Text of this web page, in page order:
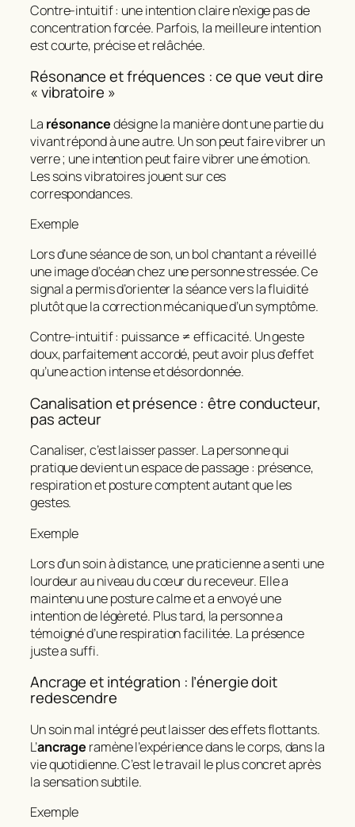
Contre‑intuitif : une intention claire n’exige pas de
concentration forcée. Parfois, la meilleure intention
est courte, précise et relâchée.
Résonance et fréquences : ce que veut dire
« vibratoire »
La résonancedésigne la manière dont une partie du
vivant répond à une autre. Un son peut faire vibrer un
verre ; une intention peut faire vibrer une émotion.
Les soins vibratoires jouent sur ces
correspondances.
Exemple
Lors d’une séance de son, un bol chantant a réveillé
une image d’océan chez une personne stressée. Ce
signal a permis d’orienter la séance vers la fluidité
plutôt que la correction mécanique d’un symptôme.
Contre‑intuitif : puissance ≠ efficacité. Un geste
doux, parfaitement accordé, peut avoir plus d’effet
qu’une action intense et désordonnée.
Canalisation et présence : être conducteur,
pas acteur
Canaliser, c’est laisser passer. La personne qui
pratique devient un espace de passage : présence,
respiration et posture comptent autant que les
gestes.
Exemple
Lors d’un soin à distance, une praticienne a senti une
lourdeur au niveau du cœur du receveur. Elle a
maintenu une posture calme et a envoyé une
intention de légèreté. Plus tard, la personne a
témoigné d’une respiration facilitée. La présence
juste a suffi.
Ancrage et intégration : l’énergie doit
redescendre
Un soin mal intégré peut laisser des effets flottants.
L’ancrage ramène l’expérience dans le corps, dans la
vie quotidienne. C’est le travail le plus concret après
la sensation subtile.
Exemple